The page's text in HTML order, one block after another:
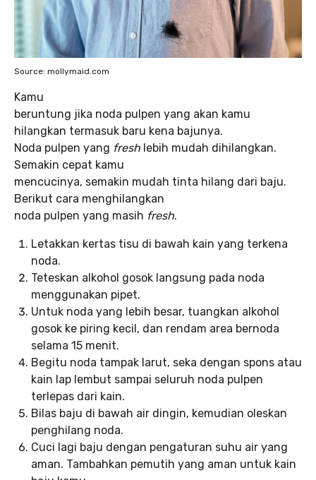
Source: mollymaid.com
Kamu
beruntung jika noda pulpen yang akan kamu
hilangkan termasuk baru kena bajunya.
Noda pulpen yang fresh lebih mudah dihilangkan.
Semakin cepat kamu
mencucinya, semakin mudah tinta hilang dari baju.
Berikut cara menghilangkan
noda pulpen yang masih fresh.
Letakkan kertas tisu di bawah kain yang terkena
noda.
Teteskan alkohol gosok langsung pada noda
menggunakan pipet.
Untuk noda yang lebih besar, tuangkan alkohol
gosok ke piring kecil, dan rendam area bernoda
selama 15 menit.
Begitu noda tampak larut, seka dengan spons atau
kain lap lembut sampai seluruh noda pulpen
terlepas dari kain.
Bilas baju di bawah air dingin, kemudian oleskan
penghilang noda.
Cuci lagi baju dengan pengaturan suhu air yang
aman. Tambahkan pemutih yang aman untuk kain